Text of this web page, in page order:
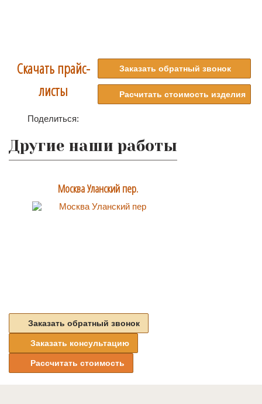
Скачать прайс-
листы
Поделиться:
Заказать обратный звонок
Расчитать стоимость изделия
Другие наши работы
Москва Уланский пер.
Новая Москва г.Троицк, д.Пучково
Заказать обратный звонок
Заказать консультацию
Рассчитать стоимость